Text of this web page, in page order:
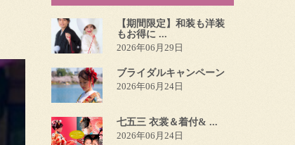
【期間限定】和装も洋装
もお得に ...
2026年06月29日
ブライダルキャンペーン
2026年06月24日
七五三 衣裳＆着付& ...
2026年06月24日